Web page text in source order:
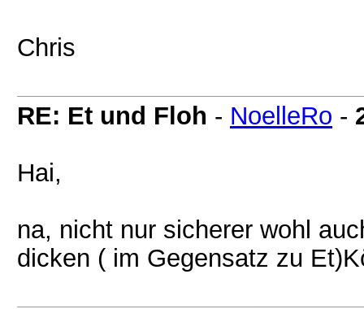
Chris
RE: Et und Floh - NoelleRo -
Hai,
na, nicht nur sicherer wohl
dicken ( im Gegensatz zu